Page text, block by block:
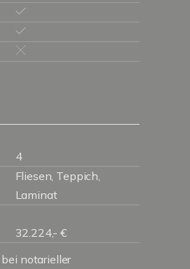
4
Fliesen, Teppich,
Laminat
32.224,- €
notarieller